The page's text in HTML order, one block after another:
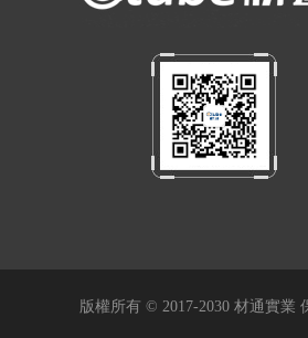
版權所有 © 2017-2030 材通實業